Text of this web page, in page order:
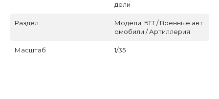
дели
Раздел
Модели. БТТ / Военные авт
омобили / Артиллерия
Масштаб 1/35